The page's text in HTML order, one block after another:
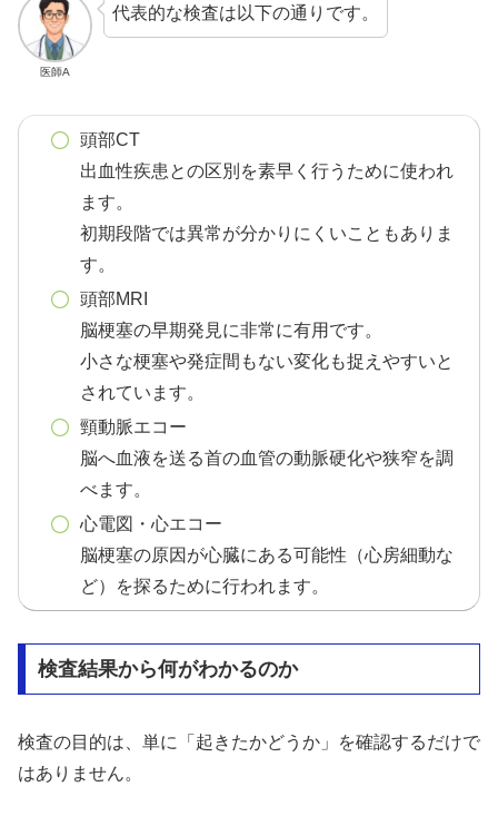
医師A
代表的な検査は以下の通りです。
頭部CT
出血性疾患との区別を素早く行うために使われ
ます。
初期段階では異常が分かりにくいこともありま
す。
頭部MRI
脳梗塞の早期発見に非常に有用です。
小さな梗塞や発症間もない変化も捉えやすいと
されています。
頸動脈エコー
脳へ血液を送る首の血管の動脈硬化や狭窄を調
べます。
心電図・心エコー
脳梗塞の原因が心臓にある可能性（心房細動な
ど）を探るために行われます。
検査結果から何がわかるのか
検査の目的は、単に「起きたかどうか」を確認するだけで
はありません。